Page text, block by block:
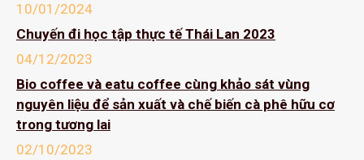
10/01/2024
Chuyến đi học tập thực tế Thái Lan 2023
04/12/2023
Bio coffee và eatu coffee cùng khảo sát vùng
nguyên liệu để sản xuất và chế biến cà phê hữu cơ
trong tương lai
02/10/2023